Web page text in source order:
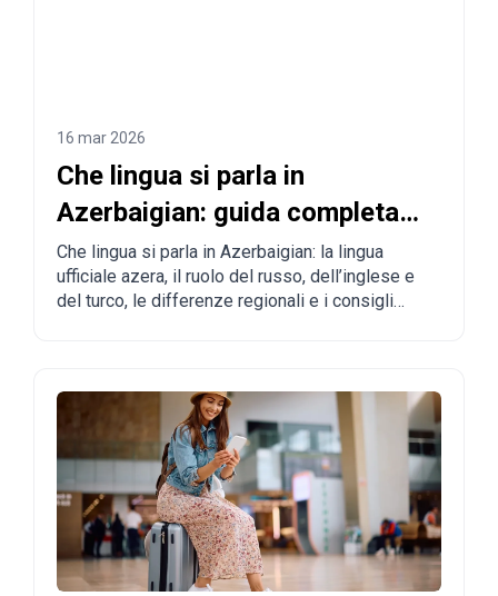
16 mar 2026
Che lingua si parla in
Azerbaigian: guida completa
per turisti e chi vuole
trasferirsi
Che lingua si parla in Azerbaigian: la lingua
ufficiale azera, il ruolo del russo, dell’inglese e
del turco, le differenze regionali e i consigli